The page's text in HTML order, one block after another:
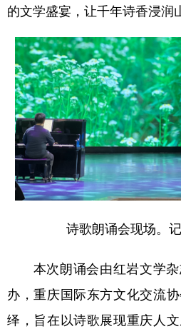
的文学盛宴，让千年诗香浸润
诗歌朗诵会现场。
本次朗诵会由红岩文学杂
办，重庆国际东方文化交流
绎，旨在以诗歌展现重庆人